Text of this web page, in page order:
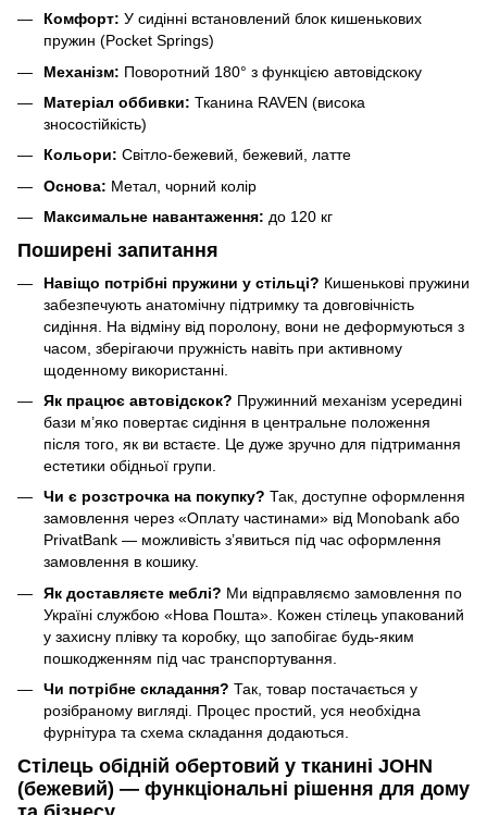
Комфорт: У сидінні встановлений блок кишенькових
пружин (Pocket Springs)
Механізм: Поворотний 180° з функцією автовідскоку
Матеріал оббивки: Тканина RAVEN (висока
зносостійкість)
Кольори: Світло-бежевий, бежевий, латте
Основа: Метал, чорний колір
Максимальне навантаження: до 120 кг
Поширені запитання
Навіщо потрібні пружини у стільці? Кишенькові пружини
забезпечують анатомічну підтримку та довговічність
сидіння. На відміну від поролону, вони не деформуються з
часом, зберігаючи пружність навіть при активному
щоденному використанні.
Як працює автовідскок? Пружинний механізм усередині
бази м’яко повертає сидіння в центральне положення
після того, як ви встаєте. Це дуже зручно для підтримання
естетики обідньої групи.
Чи є розстрочка на покупку? Так, доступне оформлення
замовлення через «Оплату частинами» від Monobank або
PrivatBank — можливість з’явиться під час оформлення
замовлення в кошику.
Як доставляєте меблі? Ми відправляємо замовлення по
Україні службою «Нова Пошта». Кожен стілець упакований
у захисну плівку та коробку, що запобігає будь-яким
пошкодженням під час транспортування.
Чи потрібне складання? Так, товар постачається у
розібраному вигляді. Процес простий, уся необхідна
фурнітура та схема складання додаються.
Стілець обідній обертовий у тканині JOHN
(бежевий) — функціональні рішення для дому